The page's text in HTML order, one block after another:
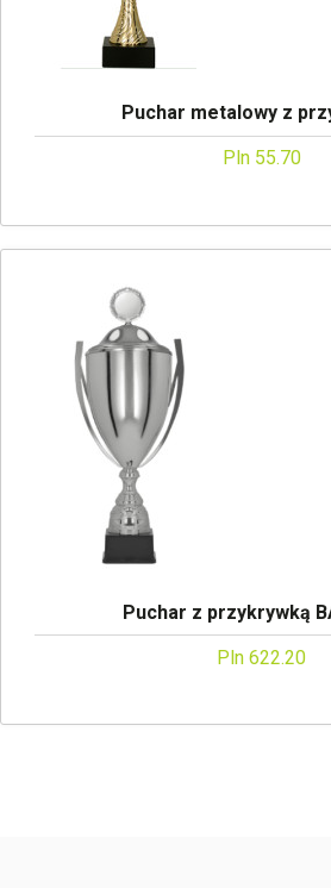
Puchar metalowy z
Pln 55.70
Puchar z przykrywką
Pln 622.20